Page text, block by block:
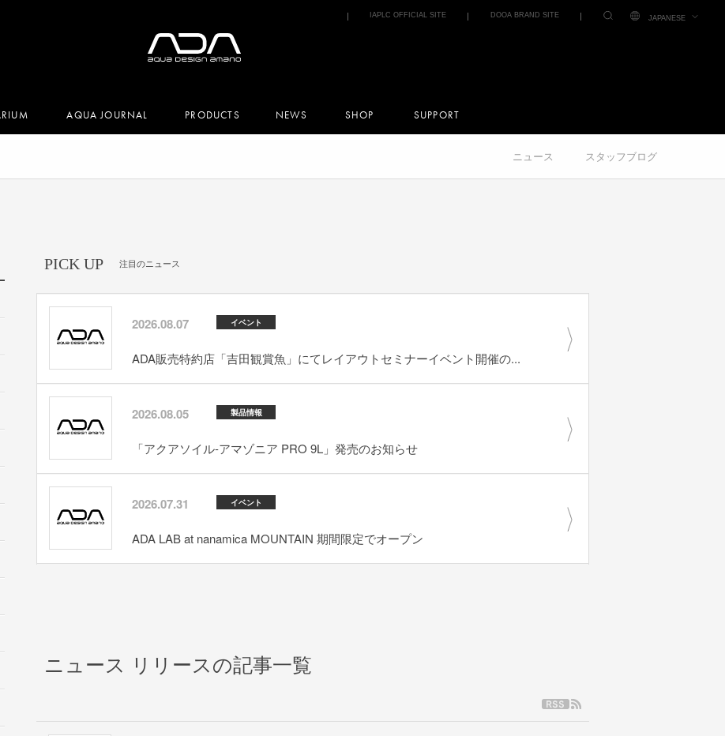
IAPLC OFFICIAL SITE DOOA BRAND SITE JAPANESE
AQUA JOURNAL PRODUCTS NEWS SHOP SUPPORT
ニュース スタッフブログ
PICK UP 注目のニュース
2026.08.07 イベント
ADA販売特約店「吉田観賞魚」にてレイアウトセミナーイベント開催の...
2026.08.05 製品情報
「アクアソイル-アマゾニア PRO 9L」発売のお知らせ
2026.07.31 イベント
ADA LAB at nanamica MOUNTAIN 期間限定でオープン
ニュース リリースの記事一覧